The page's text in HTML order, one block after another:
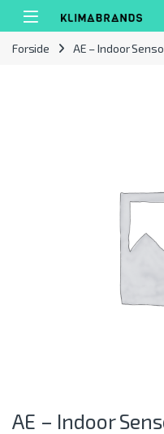
Spring til navigation
Gå til indhold
Forside AE – Indoor
AE – Indoor